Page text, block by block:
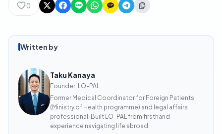
0
Written by
Taku Kanaya
Founder, LO-PAL
Former Medical Coordinator for Foreign Patients
(Ministry of Health programme) and legal affairs
professional. Built LO-PAL from firsthand
experience navigating life abroad.